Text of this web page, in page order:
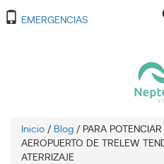
EMERGENCIAS
Inicio / Blog / PARA
AEROPUERTO DE TRELEW
ATERRIZAJE